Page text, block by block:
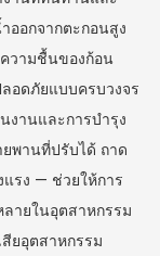
ออกจากตะกอนสูง
วามชื้นของก้อน
อดภัยแบบครบวงจร
งานและการบำรุง
พานที่ปรับได้ ถาด
รง — ช่วยให้การ
ายในอุตสาหกรรม
ยอุตสาหกรรม